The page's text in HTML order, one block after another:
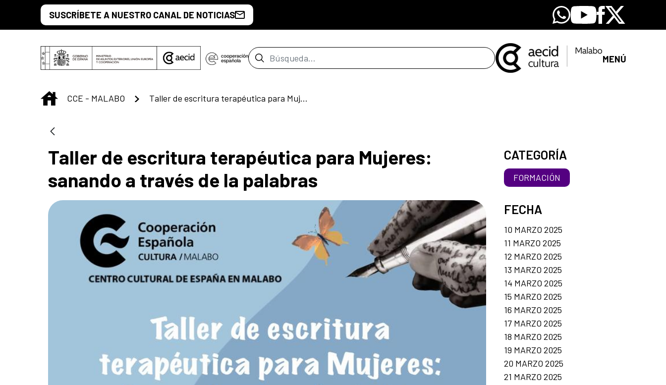
Saltar al contenido principal
SUSCRÍBETE A NUESTRO CANAL DE NOTICIAS Whatsapp
YoutubeFacebook
X
Barra de búsqueda MENÚ
INICIO
CCE - MALABO Taller de escritura terapéutica para Mujeres: sanando a través de la palabras
Taller de escritura terapéutica para Mujeres:
sanando a través de la palabras
CATEGORÍA
FORMACIÓN
FECHA
10 MARZO 2025
11 MARZO 2025
12 MARZO 2025
13 MARZO 2025
14 MARZO 2025
15 MARZO 2025
16 MARZO 2025
17 MARZO 2025
18 MARZO 2025
19 MARZO 2025
20 MARZO 2025
21 MARZO 2025